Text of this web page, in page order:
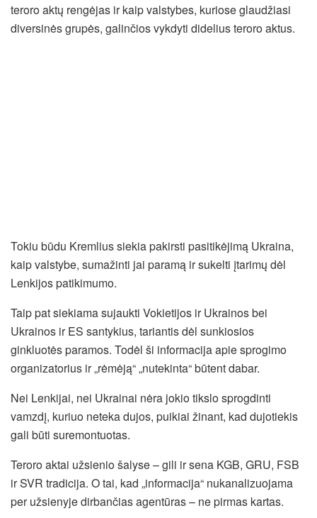
teroro aktų rengėjas ir kaip valstybes, kuriose glaudžiasi
diversinės grupės, galinčios vykdyti didelius teroro aktus.
Tokiu būdu Kremlius siekia pakirsti pasitikėjimą Ukraina,
kaip valstybe, sumažinti jai paramą ir sukelti įtarimų dėl
Lenkijos patikimumo.
Taip pat siekiama sujaukti Vokietijos ir Ukrainos bei
Ukrainos ir ES santykius, tariantis dėl sunkiosios
ginkluotės paramos. Todėl ši informacija apie sprogimo
organizatorius ir „rėmėją“ „nutekinta“ būtent dabar.
Nei Lenkijai, nei Ukrainai nėra jokio tikslo sprogdinti
vamzdį, kuriuo neteka dujos, puikiai žinant, kad dujotiekis
gali būti suremontuotas.
Teroro aktai užsienio šalyse – gili ir sena KGB, GRU, FSB
ir SVR tradicija. O tai, kad „informacija“ nukanalizuojama
per užsienyje dirbančias agentūras – ne pirmas kartas.